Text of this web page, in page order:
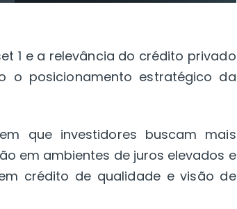
1 e a relevância do crédito privado
o posicionamento estratégico da
que investidores buscam mais
em ambientes de juros elevados e
crédito de qualidade e visão de